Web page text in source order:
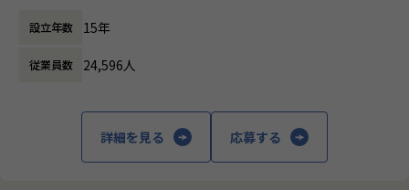
す。
上場企業を中心にソリューションサービスを提供していま
【業務の変更の範囲】
会社の定める業務
に渡ります。いわゆる技術者派遣と呼ばれ
働く場所に関わらない事業支援や最新技術を
用いた研究開発などを行っています。
設立年数 15年
従業員数 24,596人
詳細を見る 応募する